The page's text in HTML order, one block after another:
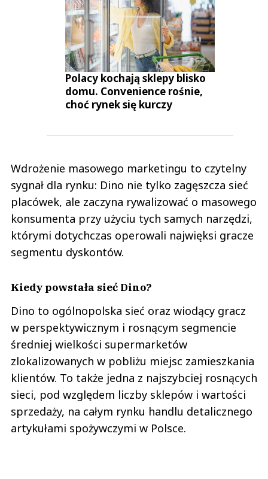
Polacy kochają sklepy blisko
domu. Convenience rośnie,
choć rynek się kurczy
Wdrożenie masowego marketingu to czytelny
sygnał dla rynku: Dino nie tylko zagęszcza sieć
placówek, ale zaczyna rywalizować o masowego
konsumenta przy użyciu tych samych narzędzi,
którymi dotychczas operowali najwięksi gracze
segmentu dyskontów.
Kiedy powstała sieć Dino?
Dino to ogólnopolska sieć oraz wiodący gracz
w perspektywicznym i rosnącym segmencie
średniej wielkości supermarketów
zlokalizowanych w pobliżu miejsc zamieszkania
klientów. To także jedna z najszybciej rosnących
sieci, pod względem liczby sklepów i wartości
sprzedaży, na całym rynku handlu detalicznego
artykułami spożywczymi w Polsce.